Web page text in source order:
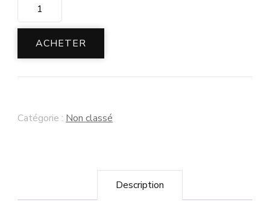
quantité
de
Offre
Individuelle
«
»
+
ACHETER
Catégorie : Non classé
Description